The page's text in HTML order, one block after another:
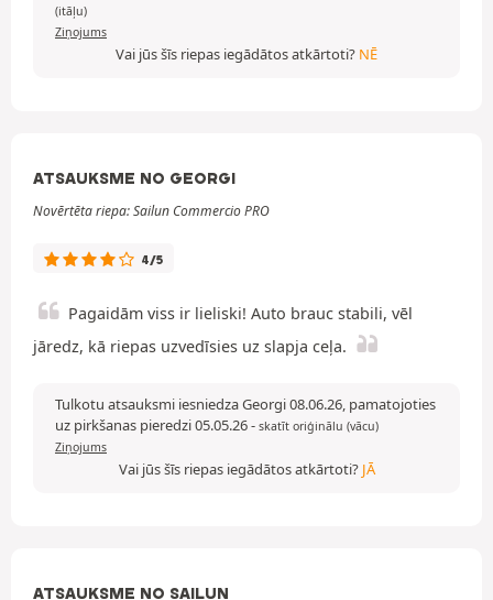
(itāļu)
Ziņojums
Vai jūs šīs riepas iegādātos atkārtoti? NĒ
ATSAUKSME NO GEORGI
Novērtēta riepa: Sailun Commercio PRO
4/5
Pagaidām viss ir lieliski! Auto brauc stabili, vēl
jāredz, kā riepas uzvedīsies uz slapja ceļa.
Tulkotu atsauksmi iesniedza Georgi 08.06.26, pamatojoties
uz pirkšanas pieredzi 05.05.26- skatīt oriģinālu (vācu)
Ziņojums
Vai jūs šīs riepas iegādātos atkārtoti? JĀ
ATSAUKSME NO SAILUN